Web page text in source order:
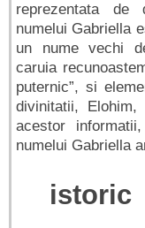
reprezentata de
numelui Gabriella
un nume vechi
caruia
puternic”, si
divinitatii, Elohim,
acestor
numelui Gabriella
istoric